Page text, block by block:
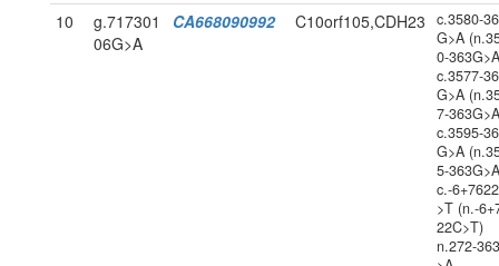
10
g.717301
06G>A
CA668090992 C10orf105,CDH23
c.3580-
G>A
0-
c.3577-
G>A
7-
c.3595-
G>A
5-
c.-
>T (n.-
22C>T)
n.272-